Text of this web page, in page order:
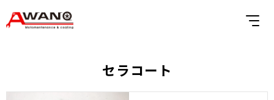
セラコート